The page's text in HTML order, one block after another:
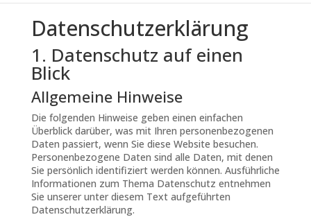
Datenschutz­erklärung
1. Datenschutz auf einen
Blick
Allgemeine Hinweise
Die folgenden Hinweise geben einen einfachen
Überblick darüber, was mit Ihren personenbezogenen
Daten passiert, wenn Sie diese Website besuchen.
Personenbezogene Daten sind alle Daten, mit denen
Sie persönlich identifiziert werden können. Ausführliche
Informationen zum Thema Datenschutz entnehmen
Sie unserer unter diesem Text aufgeführten
Datenschutzerklärung.